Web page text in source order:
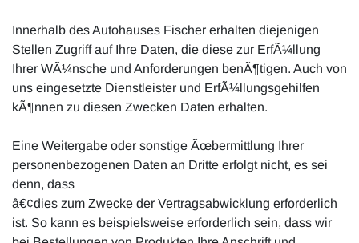
Innerhalb des Autohauses Fischer erhalten diejenigen
Stellen Zugriff auf Ihre Daten, die diese zur ErfÃ¼llung
Ihrer WÃ¼nsche und Anforderungen benÃ¶tigen. Auch von
uns eingesetzte Dienstleister und ErfÃ¼llungsgehilfen
kÃ¶nnen zu diesen Zwecken Daten erhalten.
Eine Weitergabe oder sonstige Ãœbermittlung Ihrer
personenbezogenen Daten an Dritte erfolgt nicht, es sei
denn, dass
â€¢dies zum Zwecke der Vertragsabwicklung erforderlich
ist. So kann es beispielsweise erforderlich sein, dass wir